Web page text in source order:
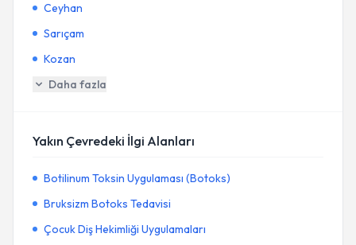
Ceyhan
Sarıçam
Kozan
Daha fazla
Yakın Çevredeki İlgi Alanları
Botilinum Toksin Uygulaması (Botoks)
Bruksizm Botoks Tedavisi
Çocuk Diş Hekimliği Uygulamaları